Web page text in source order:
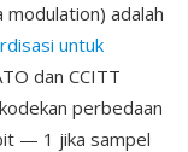
modulation) adalah
untuk
dan CCITT
perbedaan
— 1 jika sampel